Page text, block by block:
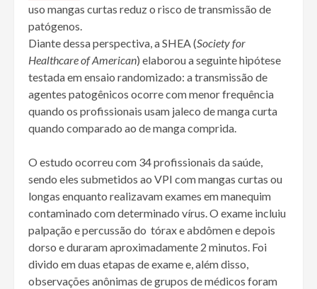
uso mangas curtas reduz o risco de transmissão de
patógenos.
Diante dessa perspectiva, a SHEA (Society for
Healthcare of American) elaborou a seguinte hipótese
testada em ensaio randomizado: a transmissão de
agentes patogênicos ocorre com menor frequência
quando os profissionais usam jaleco de manga curta
quando comparado ao de manga comprida.
O estudo ocorreu com 34 profissionais da saúde,
sendo eles submetidos ao VPI com mangas curtas ou
longas enquanto realizavam exames em manequim
contaminado com determinado vírus. O exame incluiu
palpação e percussão do tórax e abdômen e depois
dorso e duraram aproximadamente 2 minutos. Foi
divido em duas etapas de exame e, além disso,
observações anônimas de grupos de médicos foram